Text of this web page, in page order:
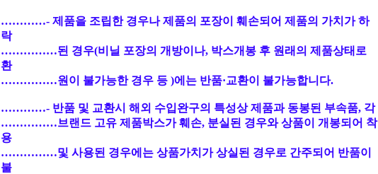
…………- 제품을 조립한 경우나 제품의 포장이 훼손되어 제품의 가치가 하
락
……………된 경우(비닐 포장의 개방이나, 박스개봉 후 원래의 제품상태로
환
……………원이 불가능한 경우 등 )에는 반품·교환이 불가능합니다.
…………- 반품 및 교환시 해외 수입완구의 특성상 제품과 동봉된 부속품, 각
……………브랜드 고유 제품박스가 훼손, 분실된 경우와 상품이 개봉되어 착
용
……………및 사용된 경우에는 상품가치가 상실된 경우로 간주되어 반품이
불